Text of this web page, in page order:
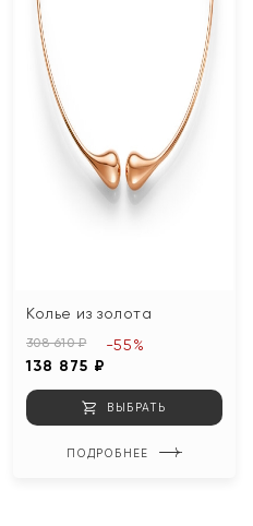
Колье из золота
308 610 ₽
138 875 ₽
-55%
ВЫБРАТЬ
ПОДРОБНЕЕ